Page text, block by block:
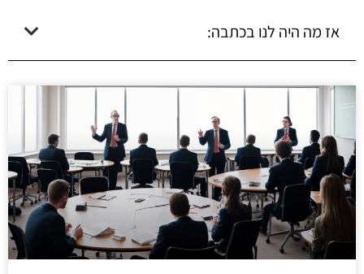
אז מה היה לנו בכתבה: